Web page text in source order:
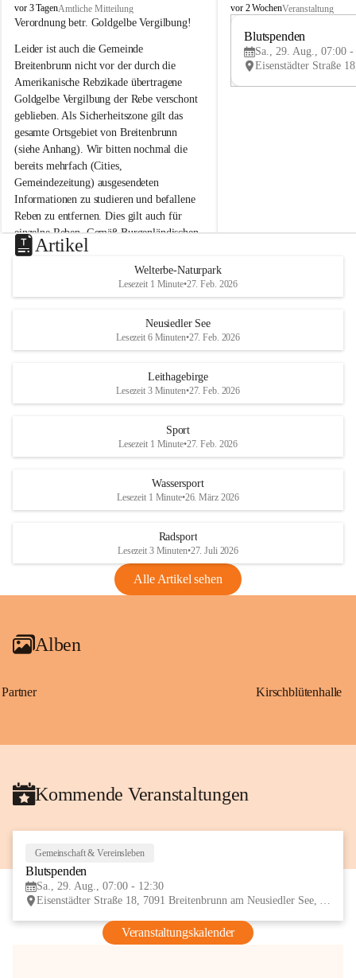
B
r
i
t
e
n
b
r
u
n
n
a
m
N
e
u
s
d
S
vor 3 TagenAmtliche Mitteilung
Verordnung betr. Goldgelbe Vergilbung!
Leider ist auch die Gemeinde
Breitenbrunn nicht vor der durch die
Amerikanische Rebzikade übertragene
Goldgelbe Vergilbung der Rebe verschont
geblieben. Als Sicherheitszone gilt das
gesamte Ortsgebiet von Breitenbrunn
(siehe Anhang). Wir bitten nochmal die
bereits mehrfach (Cities,
Gemeindezeitung) ausgesendeten
Informationen zu studieren und befallene
Reben zu entfernen. Dies gilt auch für
einzelne Reben. Gemäß Burgenländischen
Weinbaugesetz sind nicht gepflegte oder
unzulässige Weingärten zu roden! Bitte
helfen wir zusammen um unsere Winzer
vor den prognostizierten Ernteausfällen
und den daraus folgenden wirtschaftlichen
Maßnahmen zur Bekämpfung
Rebe und der Amerikanischen
Anhang VBl. EU Nr. 18
1 Seite•1,4 MB
VBl. EU Nr. 18_2026
B
e
u
e
d
r
S
vor 2 WochenVeranstaltung
Blutspenden
Sa., 29. Aug., 07:00 -
Artikel
Welterbe-Naturpark
Lesezeit 1 Minute•27. Feb. 2026
Neusiedler See
Lesezeit 6 Minuten•27. Feb. 2026
Leithagebirge
Lesezeit 3 Minuten•27. Feb. 2026
Sport
Lesezeit 1 Minute•27. Feb. 2026
Wassersport
Lesezeit 1 Minute•26. März 2026
Radsport
Lesezeit 3 Minuten•27. Juli 2026
Alle Artikel sehen
Alben
Partner Kirschblütenhalle
Kommende Veranstaltungen
Gemeinschaft & Vereinsleben
Blutspenden
Sa., 29. Aug., 07:00 - 12:30
Eisenstädter Straße 18, 7091 Breitenbrunn am Neusiedler See, AUT
Veranstaltungskalender